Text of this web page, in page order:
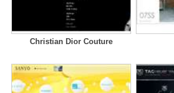
Christian Dior Couture